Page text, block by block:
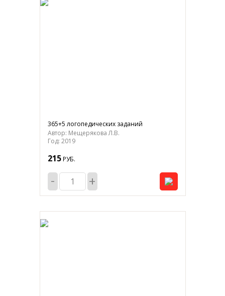
365+5 логопедических заданий
Автор: Мещерякова Л.В.
Год: 2019
215РУБ.
- +